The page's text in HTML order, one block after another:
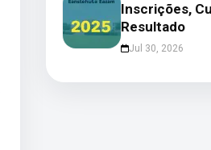
Inscrições,
Resultado
Jul 30, 2026